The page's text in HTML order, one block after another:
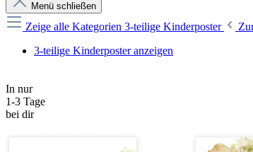
Menü schließen
Zeige alle Kategorien 3-teilige Kinderposter
3-teilige Kinderposter anzeigen
In nur
1-3 Tage
bei dir